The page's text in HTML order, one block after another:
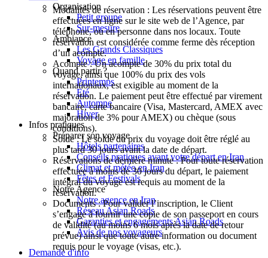
Organisation
Petit groupe
Sur-mesure
Ambiance
Les Grands Classiques
Voyage en famille
Quand partir ?
Printemps
Eté
Automne
Hiver
Infos pratiques
Préparer son voyage
Hôtels partenaires
Conseils pratiques avant votre départ en Iran
Climat et météo en Iran
Fêtes et Festivals
Notre Agence
Notre agence en Iran
Réseau Asian Roads
Garanties et engagements Asian Roads
Avis de nos voyageurs
Demande d'info
Modalités de réservation : Les réservations peuvent être
effectuées en ligne sur le site web de l’Agence, par
téléphone, ou en personne dans nos locaux. Toute
réservation est considérée comme ferme dès réception
d’un acompte.
Acompte : Un acompte de 30% du prix total du
voyage, ainsi que 100% du prix des vols
internationaux, est exigible au moment de la
réservation. Le paiement peut être effectué par virement
bancaire, carte bancaire (Visa, Mastercard, AMEX avec
majoration de 3% pour AMEX) ou chèque (sous
conditions).
Solde : Le solde du prix du voyage doit être réglé au
plus tard 30 jours avant la date de départ.
Réservations de dernière minute : Pour toute réservation
effectuée à moins de 30 jours du départ, le paiement
intégral du voyage est requis au moment de la
réservation.
Documents : Pour valider l’inscription, le Client
s’engage à fournir une copie de son passeport en cours
de validité (au moins 6 mois après la date de retour
prévue) ainsi que toute autre information ou document
requis pour le voyage (visas, etc.).